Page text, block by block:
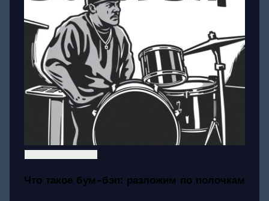
Что такое бум-бэп: разложим по полочкам